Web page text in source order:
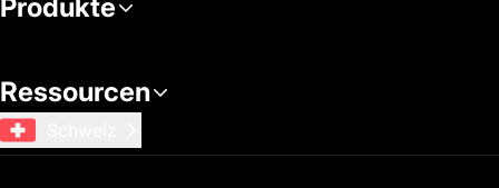
Produkte
Ressourcen